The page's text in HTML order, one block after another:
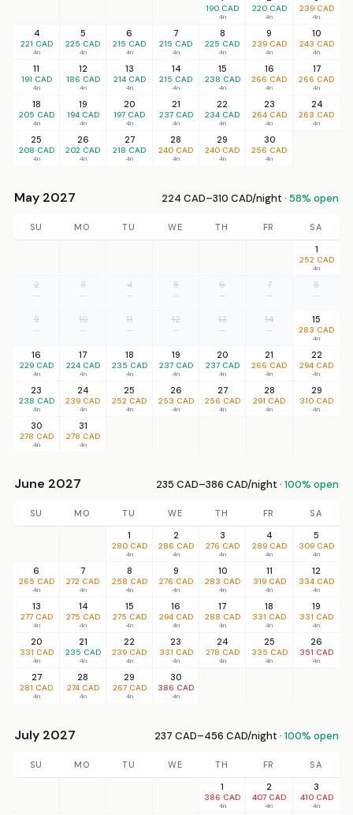
190 CAD
4n
220 CAD
4n
239 CAD
4n
4
221 CAD
4n
5
225 CAD
4n
6
215 CAD
4n
7
215 CAD
4n
8
225 CAD
4n
9
239 CAD
4n
10
243 CAD
4n
11
191 CAD
4n
12
186 CAD
4n
13
214 CAD
4n
14
215 CAD
4n
15
238 CAD
4n
16
266 CAD
4n
17
266 CAD
4n
18
205 CAD
4n
19
194 CAD
4n
20
197 CAD
4n
21
237 CAD
4n
22
234 CAD
4n
23
264 CAD
4n
24
263 CAD
4n
25
208 CAD
4n
26
202 CAD
4n
27
218 CAD
4n
28
240 CAD
4n
29
240 CAD
4n
30
256 CAD
4n
May 2027 224 CAD–310 CAD/night · 58% open
SU MO TU WE TH FR
SA
1
252 CAD
4n
2
—
3
—
4
—
5
—
6
—
7
—
8
—
9
—
10
—
11
—
12
—
13
—
14
—
15
283 CAD
4n
16
229 CAD
4n
17
224 CAD
4n
18
235 CAD
4n
19
237 CAD
4n
20
237 CAD
4n
21
266 CAD
4n
22
294 CAD
4n
23
238 CAD
4n
24
239 CAD
4n
25
252 CAD
4n
26
253 CAD
4n
27
256 CAD
4n
28
291 CAD
4n
29
310 CAD
4n
30
278 CAD
4n
31
278 CAD
4n
June 2027 235 CAD–386 CAD/night · 100% open
SU MO TU WE TH FR
SA
1
280 CAD
4n
2
286 CAD
4n
3
276 CAD
4n
4
289 CAD
4n
5
309 CAD
4n
6
265 CAD
4n
7
272 CAD
4n
8
258 CAD
4n
9
276 CAD
4n
10
283 CAD
4n
11
319 CAD
4n
12
334 CAD
4n
13
277 CAD
4n
14
275 CAD
4n
15
275 CAD
4n
16
294 CAD
4n
17
288 CAD
4n
18
331 CAD
4n
19
331 CAD
4n
20
331 CAD
4n
21
235 CAD
4n
22
239 CAD
4n
23
331 CAD
4n
24
278 CAD
4n
25
335 CAD
4n
26
351 CAD
4n
27
281 CAD
4n
28
274 CAD
4n
29
267 CAD
4n
30
386 CAD
4n
July 2027 237 CAD–456 CAD/night · 100% open
SU MO TU WE TH FR
SA
1
386 CAD
4n
2
407 CAD
4n
3
410 CAD
4n